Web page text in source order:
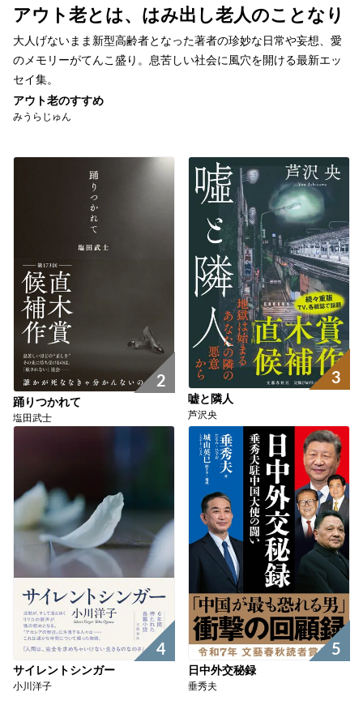
アウト老とは、はみ出し老人のことなり
大人げないまま新型高齢者となった著者の珍妙な日常や妄想、愛
のメモリーがてんこ盛り。息苦しい社会に風穴を開ける最新エッ
セイ集。
アウト老のすすめ
みうらじゅん
2
踊りつかれて
塩田武士
3
嘘と隣人
芦沢央
4
サイレントシンガー
小川洋子
5
日中外交秘録
垂秀夫